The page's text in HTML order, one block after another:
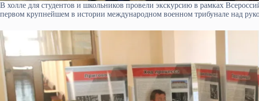
В холле для студентов и школьников провели экскурсию в рамках
первом крупнейшем в истории международном военном трибунале над